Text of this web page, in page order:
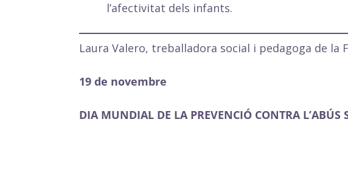
l’afectivitat dels infants.
Laura Valero, treballadora social i pedagoga de la
19 de novembre
DIA MUNDIAL DE LA PREVENCIÓ CONTRA L’ABÚS